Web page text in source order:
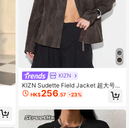
KIZN
KIZN Sudette Field Jacket 超大号军
用实用外套，配有前拉链开合和多个
口袋
HK$256.57 -23%